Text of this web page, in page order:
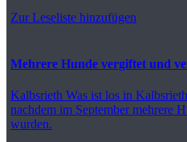
Zur Leseliste hinzufügen
Mehrere Hunde vergiftet und
Kalbsrieth Was ist los in
nachdem im September mehrere
wurden.